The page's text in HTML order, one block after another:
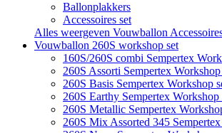
Ballonplakkers
Accessoires set
Alles weergeven Vouwballon
Vouwballon 260S workshop set
160S/260S combi Sempertex
260S Assorti Sempertex Workshop
260S Basis Sempertex Workshop
260S Earthy Sempertex Workshop
260S Metallic Sempertex
260S Mix Assorted 345